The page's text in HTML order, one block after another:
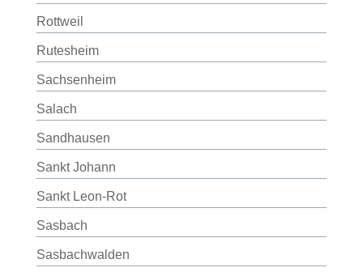
Rottweil
Rutesheim
Sachsenheim
Salach
Sandhausen
Sankt Johann
Sankt Leon-Rot
Sasbach
Sasbachwalden